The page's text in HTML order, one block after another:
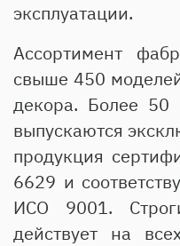
эксплуатации.
Ассортимент
свыше 450
декора. Более
выпускаются
продукция
6629 и
ИСО 9001.
действует на